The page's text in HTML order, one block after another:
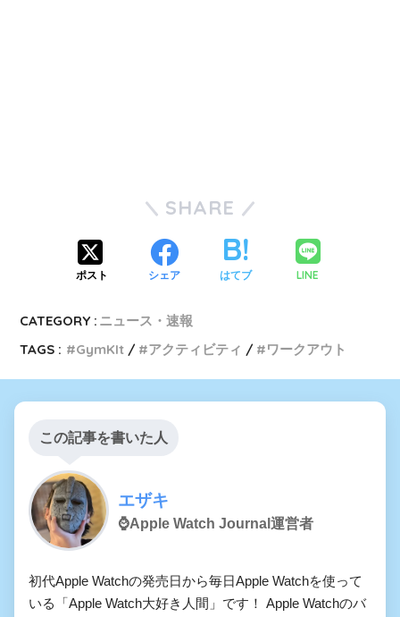
SHARE
ポスト シェア はてブ LINE
CATEGORY : ニュース・速報
TAGS :
GymKIt アクティビティ ワークアウト
この記事を書いた人
エザキ
⌚️Apple Watch Journal運営者
初代Apple Watchの発売日から毎日Apple Watchを使って
いる「Apple Watch大好き人間」です！ Apple Watchのバ